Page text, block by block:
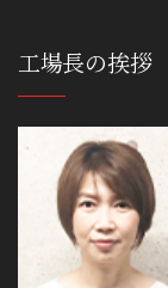
工場長の挨拶